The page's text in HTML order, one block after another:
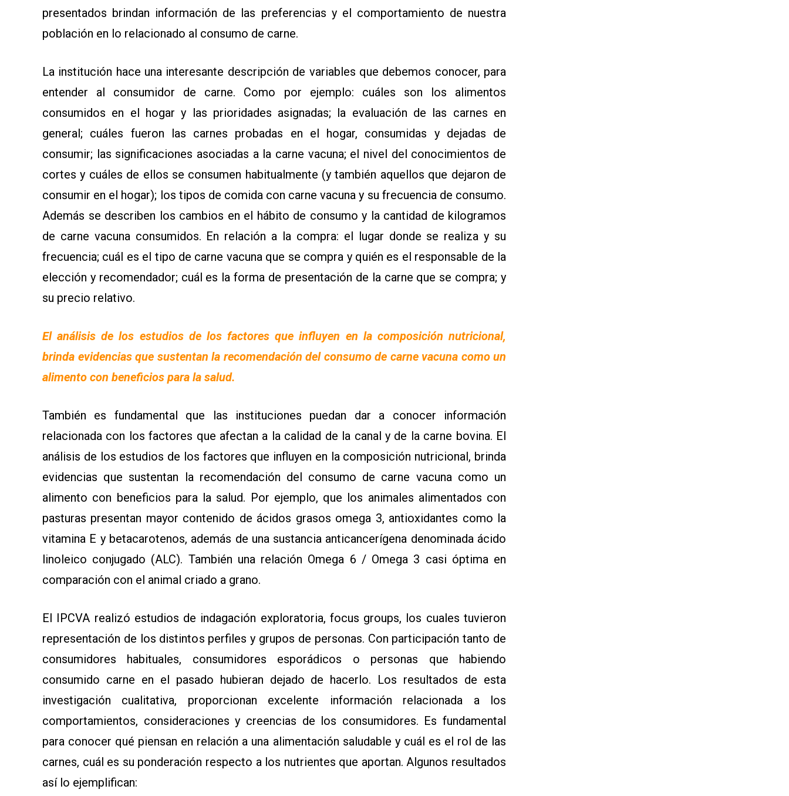
presentados brindan información de las preferencias y el comportamiento de nuestra
población en lo relacionado al consumo de carne.
La institución hace una interesante descripción de variables que debemos conocer, para
entender al consumidor de carne. Como por ejemplo: cuáles son los alimentos
consumidos en el hogar y las prioridades asignadas; la evaluación de las carnes en
general; cuáles fueron las carnes probadas en el hogar, consumidas y dejadas de
consumir; las significaciones asociadas a la carne vacuna; el nivel del conocimientos de
cortes y cuáles de ellos se consumen habitualmente (y también aquellos que dejaron de
consumir en el hogar); los tipos de comida con carne vacuna y su frecuencia de consumo.
Además se describen los cambios en el hábito de consumo y la cantidad de kilogramos
de carne vacuna consumidos. En relación a la compra: el lugar donde se realiza y su
frecuencia; cuál es el tipo de carne vacuna que se compra y quién es el responsable de la
elección y recomendador; cuál es la forma de presentación de la carne que se compra; y
su precio relativo.
El análisis de los estudios de los factores que influyen en la composición nutricional,
brinda evidencias que sustentan la recomendación del consumo de carne vacuna como un
alimento con beneficios para la salud.
También es fundamental que las instituciones puedan dar a conocer información
relacionada con los factores que afectan a la calidad de la canal y de la carne bovina. El
análisis de los estudios de los factores que influyen en la composición nutricional, brinda
evidencias que sustentan la recomendación del consumo de carne vacuna como un
alimento con beneficios para la salud. Por ejemplo, que los animales alimentados con
pasturas presentan mayor contenido de ácidos grasos omega 3, antioxidantes como la
vitamina E y betacarotenos, además de una sustancia anticancerígena denominada ácido
linoleico conjugado (ALC). También una relación Omega 6 / Omega 3 casi óptima en
comparación con el animal criado a grano.
El IPCVA realizó estudios de indagación exploratoria, focus groups, los cuales tuvieron
representación de los distintos perfiles y grupos de personas. Con participación tanto de
consumidores habituales, consumidores esporádicos o personas que habiendo
consumido carne en el pasado hubieran dejado de hacerlo. Los resultados de esta
investigación cualitativa, proporcionan excelente información relacionada a los
comportamientos, consideraciones y creencias de los consumidores. Es fundamental
para conocer qué piensan en relación a una alimentación saludable y cuál es el rol de las
carnes, cuál es su ponderación respecto a los nutrientes que aportan. Algunos resultados
así lo ejemplifican: